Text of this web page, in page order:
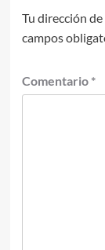
Tu dirección
campos
Comentario *